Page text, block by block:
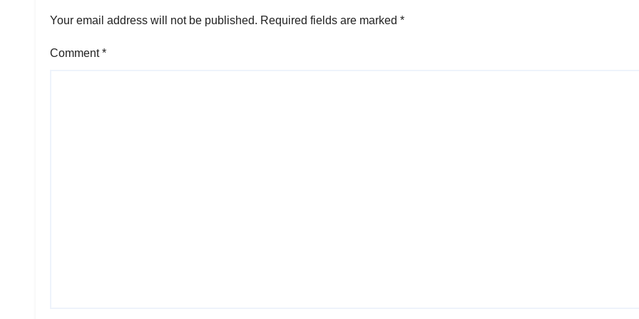
Your email address will not be published. Required fields are marked *
Comment*